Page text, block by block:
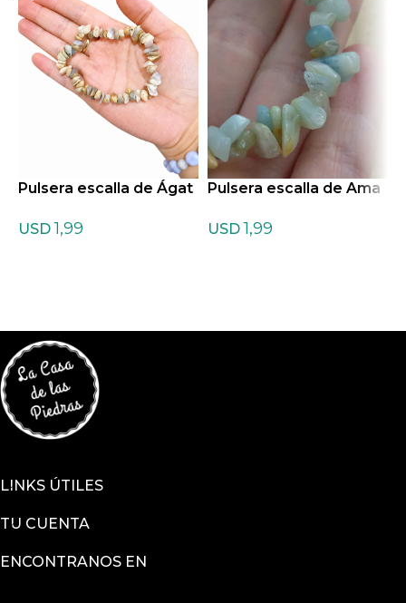
Pulsera escalla de Ágat
USD 1,99
Pulsera escalla de Ama
USD 1,99
LINKS ÚTILES
TU CUENTA
ENCONTRANOS EN